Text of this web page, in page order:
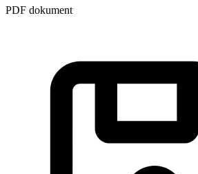
PDF dokument